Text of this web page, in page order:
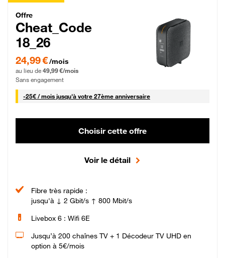
Cheat_Code Fibre_18_26
Offre
Cheat_Code
18_26
24,99 € par mois pendant 0 mois puis 49,99 € par mois, Sans engagement
24,99 €/mois
au lieu de 49,99 €/mois
Sans engagement
-25€ / mois25 € par mois
jusqu'à votre 27ème anniversaire
Choisir cette offre
Voir le détail
Fibre très rapide :
jusqu'à ↓ 2 Gbit/s ↑ 800 Mbit/s
Livebox 6 : Wifi 6E
Jusqu’à 200 chaînes TV + 1 Décodeur TV UHD en
option à 5€/mois